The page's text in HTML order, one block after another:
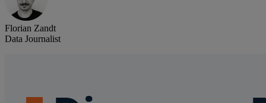
Florian Zandt
Data Journalist